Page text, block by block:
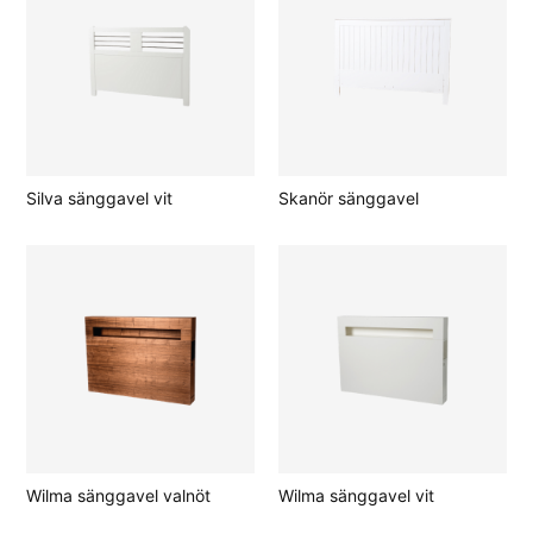
Silva sänggavel vit Skanör sänggavel
Wilma sänggavel valnöt Wilma sänggavel vit